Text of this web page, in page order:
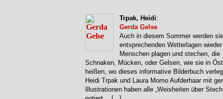
Trpak, Heidi:
Gerda Gelse
Auch in diesem Sommer werden
entsprechenden Wetterlagen
Menschen plagen und stechen, die
Schnaken, Mücken, oder Gelsen, wie sie in
heißen, wo dieses informative Bilderbuch
Heidi Trpak und Laura Momo Aufderhaar mit
Illustrationen haben alle „Weisheiten über